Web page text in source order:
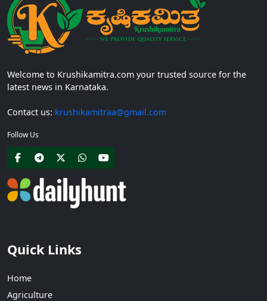
Welcome to Krushikamitra.com your trusted source for the
latest news in Karnataka.
Contact us: krushikamitraa@gmail.com
Follow Us
Quick Links
Home
Agriculture